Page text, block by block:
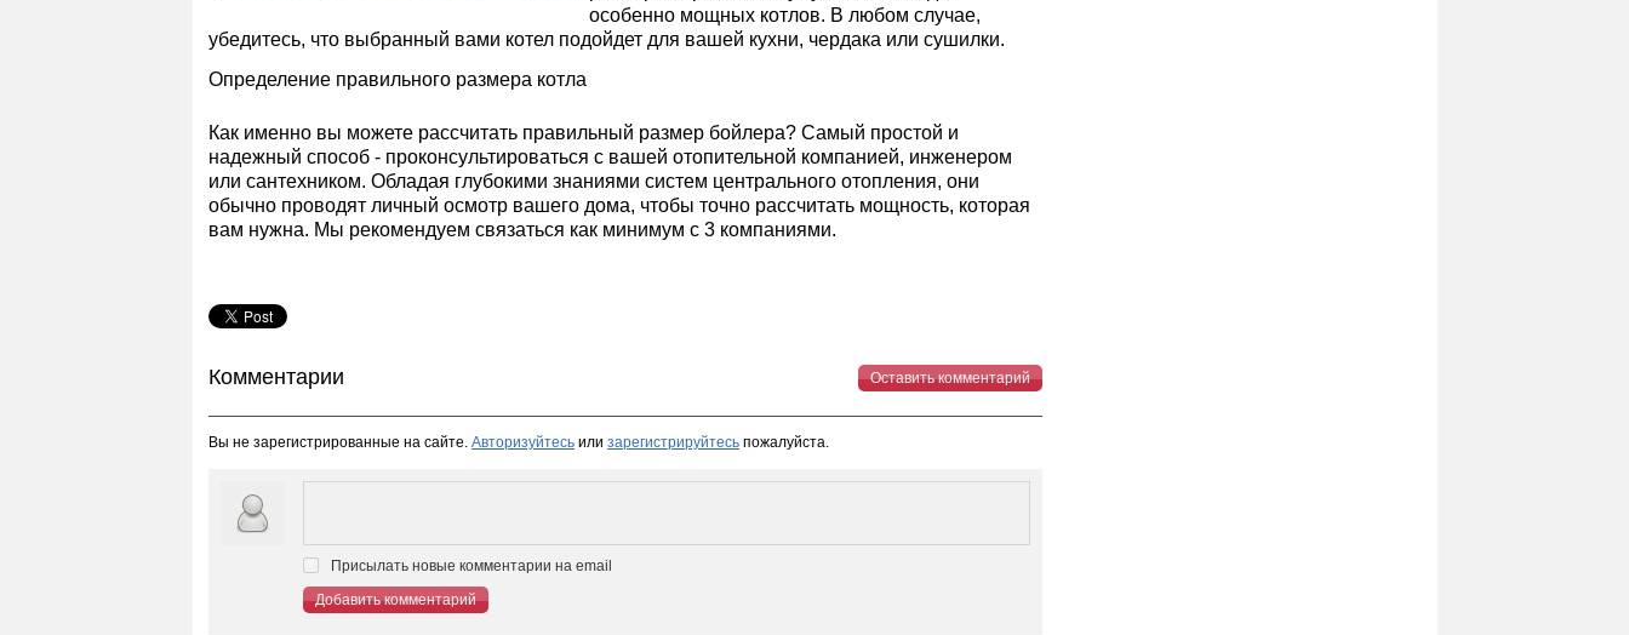
особенно мощных котлов. В любом случае,
убедитесь, что выбранный вами котел подойдет для вашей кухни, чердака или сушилки.
Определение правильного размера котла
Как именно вы можете рассчитать правильный размер бойлера? Самый простой и
надежный способ - проконсультироваться с вашей отопительной компанией, инженером
или сантехником. Обладая глубокими знаниями систем центрального отопления, они
обычно проводят личный осмотр вашего дома, чтобы точно рассчитать мощность, которая
вам нужна. Мы рекомендуем связаться как минимум с 3 компаниями.
Комментарии Оставить комментарий
Вы не зарегистрированные на сайте. Авторизуйтесь или зарегистрируйтесь пожалуйста.
Присылать новые комментарии на email
Добавить комментарий